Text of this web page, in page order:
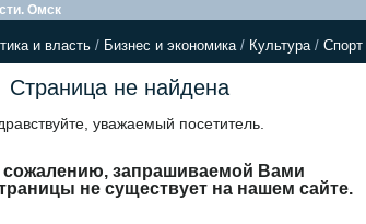
Омск
и власть / Бизнес и экономика/ Культура/ Спорт
Страница не найдена
уважаемый посетитель.
сожалению, запрашиваемой Вами
не существует на нашем сайте.